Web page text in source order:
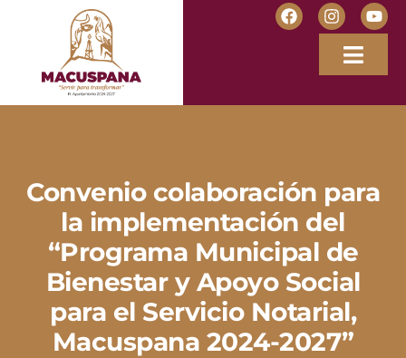
Convenio colaboración para
la implementación del
“Programa Municipal de
Bienestar y Apoyo Social
para el Servicio Notarial,
Macuspana 2024-2027”